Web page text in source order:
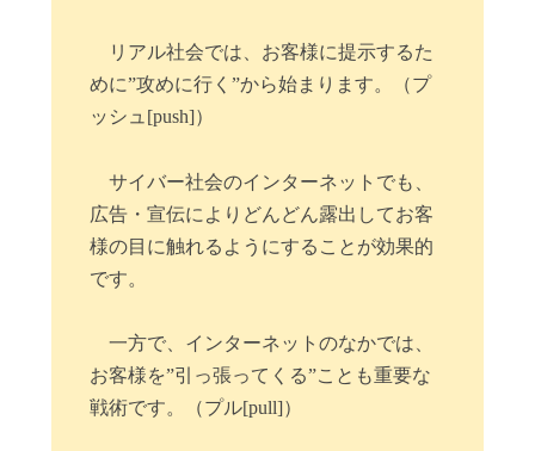
リアル社会では、お客様に提示するた
めに”攻めに行く”から始まります。（プ
ッシュ[push]）
サイバー社会のインターネットでも、
広告・宣伝によりどんどん露出してお客
様の目に触れるようにすることが効果的
です。
一方で、インターネットのなかでは、
お客様を”引っ張ってくる”ことも重要な
戦術です。（プル[pull]）